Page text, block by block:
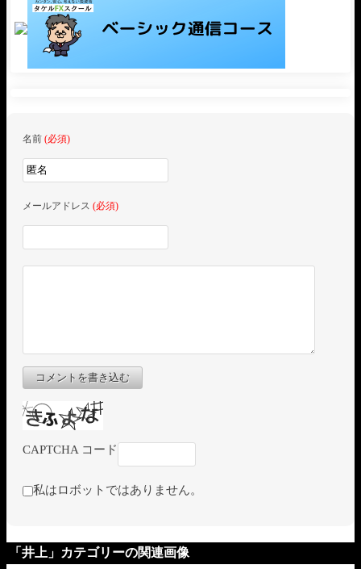
名前 (必須)
メールアドレス (必須)
コメントを書き込む
CAPTCHA コード
私はロボットではありません。
「井上」カテゴリーの関連画像